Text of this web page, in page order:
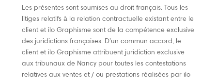
Les présentes sont soumises au droit français. Tous les
litiges relatifs à la relation contractuelle existant entre le
client et ilo Graphisme sont de la compétence exclusive
des juridictions françaises. D’un commun accord, le
client et ilo Graphisme attribuent juridiction exclusive
aux tribunaux de Nancy pour toutes les contestations
relatives aux ventes et / ou prestations réalisées par ilo